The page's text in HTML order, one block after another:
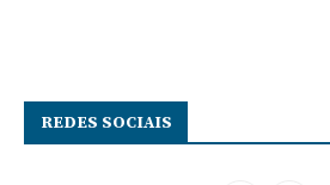
REDES SOCIAIS